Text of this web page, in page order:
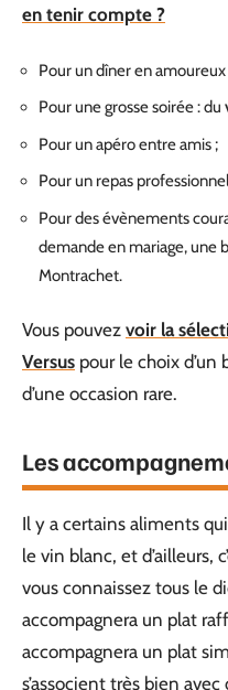
en tenir compte ?
Pour un dîner en amoureux
Pour une grosse soirée : du
Pour un apéro entre amis ;
Pour un repas
Pour des évènements
demande en mariage, une
Montrachet.
Vous pouvez voir la
Versus pour le choix
d’une occasion rare.
Les
Il y a certains aliments
le vin blanc, et d’ailleurs,
vous connaissez tous le
accompagnera un plat
accompagnera un plat
s’associent très bien